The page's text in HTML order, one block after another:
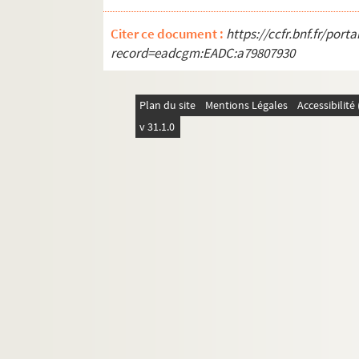
SD IC216. Inauguration des écoles
SD IC217. Inauguration des écoles
SD IC219. Photo de classe de
Citer ce document : https://ccfr.bnf.fr/
record=eadcgm:EADC:a79807930
Plan du site Mentions Légales
v 31.1.0